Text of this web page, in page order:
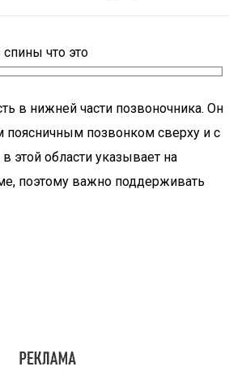
что это
в нижней части позвоночника. Он
поясничным позвонком сверху и с
этой области указывает на
поэтому важно поддерживать